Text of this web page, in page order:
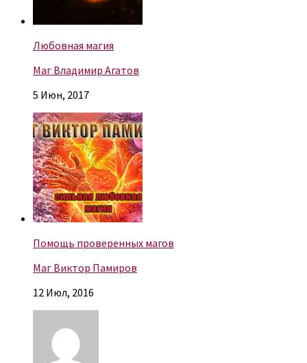
Любовная магия
Маг Владимир Агатов
5 Июн, 2017
Помощь проверенных магов
Маг Виктор Памиров
12 Июл, 2016